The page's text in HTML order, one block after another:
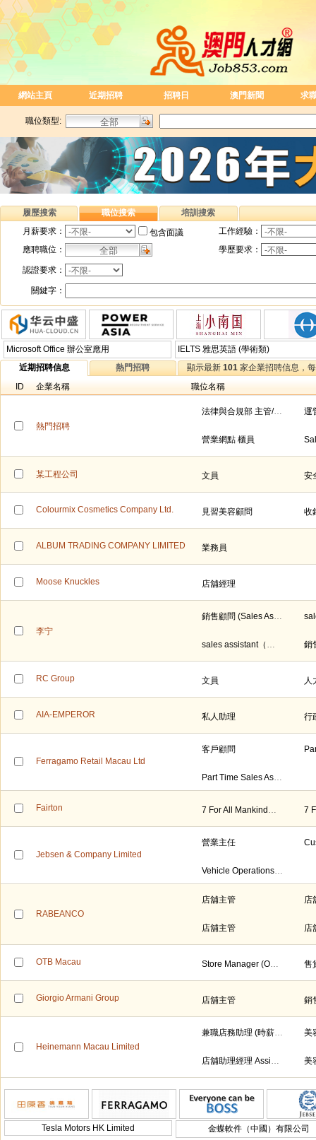
網站主頁 近期招聘 招聘日 澳門新聞 求
職位類型:
履歷搜索 職位搜索
培訓搜索
月薪要求：
包含面議
工作經驗：
應聘職位：
學歷要求：
認證要求：
關鍵字：
Microsoft Office 辦公室應用
IELTS 雅思英語 (學術類)
近期招聘信息
熱門招聘 顯示最新 101 家企業招聘信息，
ID
企業名稱 職位名稱
熱門招聘
法律與合規部 主管/主辦崗
營業網點 櫃員
某工程公司 文員 安
Colourmix Cosmetics Company Ltd. 見習美容顧問 收
ALBUM TRADING COMPANY LIMITED 業務員
Moose Knuckles 店舖經理
李宁
銷售顧問 (Sales Associate)
sales assistant（售貨員）
RC Group 文員 人
AIA-EMPEROR 私人助理 行
Ferragamo Retail Macau Ltd
客戶顧問
Part Time Sales Assistant 兼職店鋪助理
Fairton 7 For All Mankind店舖經理/副經理
Jebsen & Company Limited
營業主任
Vehicle Operations Coordinator (車輛營運協調員)
RABEANCO
店舖主管 店
店舖主管 店
OTB Macau Store Manager (OTB Group - Maison Margiela)
Giorgio Armani Group 店舖主管 銷
Heinemann Macau Limited
兼職店務助理 (時薪$70) 美
店舖助理經理 Assistant Store Manager 美
Tesla Motors HK Limited 金蝶軟件（中國）有限公司